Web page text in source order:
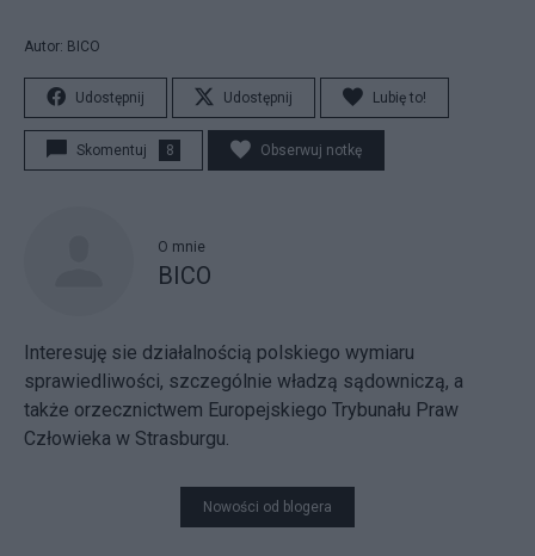
Autor: BICO
Udostępnij Udostępnij Lubię to!
Skomentuj 8 Obserwuj notkę
O mnie
BICO
Interesuję sie działalnością polskiego wymiaru
sprawiedliwości, szczególnie władzą sądowniczą, a
także orzecznictwem Europejskiego Trybunału Praw
Człowieka w Strasburgu.
Nowości od blogera